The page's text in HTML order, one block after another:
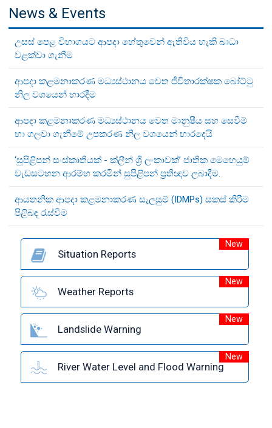
News & Events
උසස් පෙළ විභාගයට ආපදා හේතුවෙන් ඇතිවිය හැකි බාධා
වළක්වා ගැනීම
ආපදා කළමනාකරණ මධ්‍යස්ථානය වෙත ජීවිතාරක්ෂක බෝට්ටු
නිල වශයෙන් භාරදීම
ආපදා කළමනාකරණ මධ්‍යස්ථානය වෙත මානුෂීය සහ සෙවීම්
හා ගලවා ගැනීමේ උපකරණ නිල වශයෙන් භාරදෙයි
‘සුපිළිපන් සංස්කෘතියක් - ක්ලීන් ශ්‍රී ලංකාවක්’ ජාතික මෙහෙයුම්
වැඩසටහන ආරම්භ කරමින් සුපිළිපන් ප්‍රතිඥාව ලබාදීම.
ආයතනික ආපදා කළමනාකරණ සැලසුම් (IDMPs) සකස් කිරීම
පිළිබඳ රැස්වීම
Situation Reports
New
Weather Reports
New
Landslide Warning
New
River Water Level and Flood Warning
New